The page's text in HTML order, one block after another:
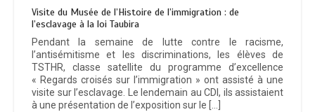
Visite du Musée de l’Histoire de l’immigration : de
l’esclavage à la loi Taubira
Pendant la semaine de lutte contre le racisme,
l’antisémitisme et les discriminations, les élèves de
TSTHR, classe satellite du programme d’excellence
« Regards croisés sur l’immigration » ont assisté à une
visite sur l’esclavage. Le lendemain au CDI, ils assistaient
à une présentation de l’exposition sur le […]